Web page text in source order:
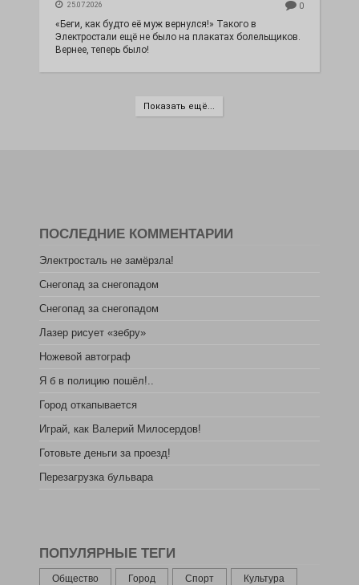
25.07.2026 0
«Беги, как будто её муж вернулся!» Такого в
Электростали ещё не было на плакатах болельщиков.
Вернее, теперь было!
Показать ещё...
ПОСЛЕДНИЕ КОММЕНТАРИИ
Электросталь не замёрзла!
Снегопад за снегопадом
Снегопад за снегопадом
Лазер рисует «зебру»
Ножевой автограф
Я б в полицию пошёл!..
Город откапывается
Играй, как Валерий Милосердов!
Готовьте деньги за проезд!
Перезагрузка бульвара
ПОПУЛЯРНЫЕ ТЕГИ
Общество Город Спорт Культура